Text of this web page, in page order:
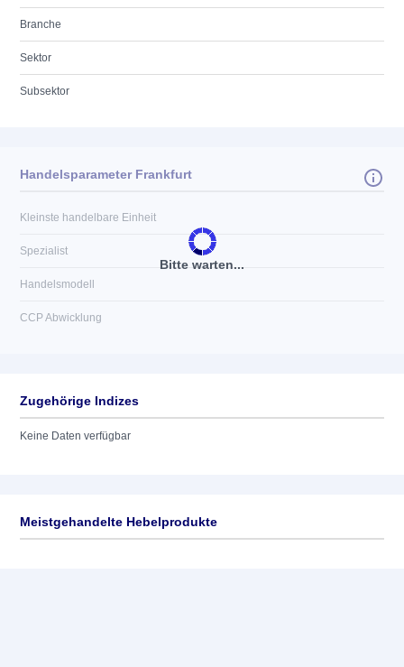
Branche
Sektor
Subsektor
Bitte warten...
Handelsparameter Frankfurt
Kleinste handelbare Einheit
Spezialist
Handelsmodell
CCP Abwicklung
Zugehörige Indizes
Keine Daten verfügbar
Meistgehandelte Hebelprodukte